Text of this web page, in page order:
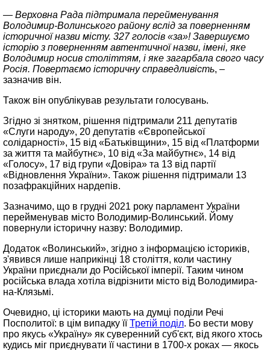
— Верховна Рада підтримала перейменування
Володимир-Волинського району вслід за поверненням
історичної назви місту. 327 голосів «за»! Завершуємо
історію з поверненням автентичної назви, імені, яке
Володимир носив століттям, і яке загарбала свого часу
Росія. Повертаємо історичну справедливість, –
зазначив він.
Також він опублікував результати голосувань.
Згідно зі знятком, рішення підтримали 211 депутатів
«Слуги народу», 20 депутатів «Європейської
солідарності», 15 від «Батьківщини», 15 від «Платформи
за життя та майбутнє», 10 від «За майбутнє», 14 від
«Голосу», 17 від групи «Довіра» та 13 від партії
«Відновлення України». Також рішення підтримали 13
позафракційних нардепів.
Зазначимо, що в грудні 2021 року парламент України
перейменував місто Володимир-Волинський. Йому
повернули історичну назву: Володимир.
Додаток «Волинський», згідно з інформацією істориків,
з'явився лише наприкінці 18 століття, коли частину
України приєднали до Російської імперії. Таким чином
російська влада хотіла відрізнити місто від Володимира-
на-Клязьмі.
Очевидно, ці історики мають на думці поділи Речі
Посполитої: в цім випадку їїТретій поділ. Бо вести мову
про якусь «Україну» як суверенний суб'єкт, від якого хтось
кудись міг приєднувати її частини в 1700-х роках — якось